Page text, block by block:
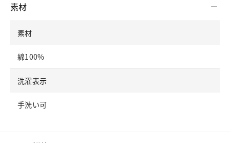
素材
素材
綿100%
洗濯表示
手洗い可